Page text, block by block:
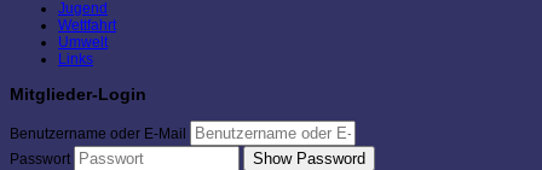
Jugend
Wettfahrt
Umwelt
Links
Mitglieder-Login
Benutzername oder E-Mail
Passwort
Show Password